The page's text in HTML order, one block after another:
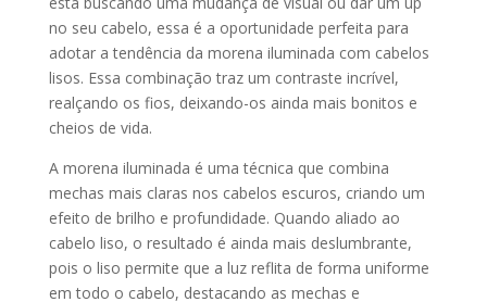
no seu cabelo, essa é a oportunidade perfeita para
adotar a tendência da morena iluminada com cabelos
lisos. Essa combinação traz um contraste incrível,
realçando os fios, deixando-os ainda mais bonitos e
cheios de vida.
A morena iluminada é uma técnica que combina
mechas mais claras nos cabelos escuros, criando um
efeito de brilho e profundidade. Quando aliado ao
cabelo liso, o resultado é ainda mais deslumbrante,
pois o liso permite que a luz reflita de forma uniforme
em todo o cabelo, destacando as mechas e